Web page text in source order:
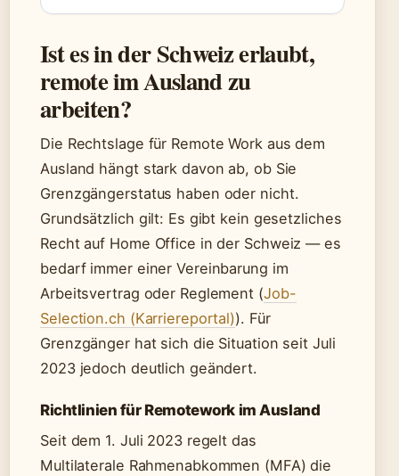
Ist es in der Schweiz erlaubt,
remote im Ausland zu
arbeiten?
Die Rechtslage für Remote Work aus dem
Ausland hängt stark davon ab, ob Sie
Grenzgängerstatus haben oder nicht.
Grundsätzlich gilt: Es gibt kein gesetzliches
Recht auf Home Office in der Schweiz — es
bedarf immer einer Vereinbarung im
Arbeitsvertrag oder Reglement (Job-
Selection.ch (Karriereportal)). Für
Grenzgänger hat sich die Situation seit Juli
2023 jedoch deutlich geändert.
Richtlinien für Remotework im Ausland
Seit dem 1. Juli 2023 regelt das
Multilaterale Rahmenabkommen (MFA) die